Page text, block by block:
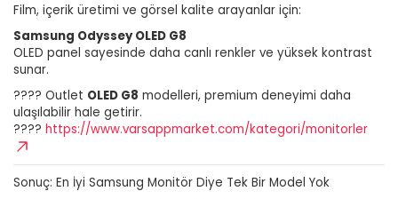
Film, içerik üretimi ve görsel kalite arayanlar için:
Samsung Odyssey OLED G8
OLED panel sayesinde daha canlı renkler ve yüksek kontrast
sunar.
???? Outlet OLED G8 modelleri, premium deneyimi daha
ulaşılabilir hale getirir.
???? https://www.varsappmarket.com/kategori/monitorler
Sonuç: En İyi Samsung Monitör Diye Tek Bir Model Yok